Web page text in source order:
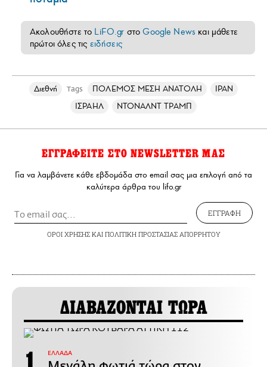
Ακολουθήστε το LiFO.gr στοGoogle News και μάθετε
πρώτοι όλες τις ειδήσεις
Διεθνή Tags ΠΟΛΕΜΟΣ ΜΕΣΗ ΑΝΑΤΟΛΗ
ΙΡΑΝ
ΙΣΡΑΗΛ
ΝΤΟΝΑΛΝΤ ΤΡΑΜΠ
ΕΓΓΡΑΦΕΙΤΕ ΣΤΟ NEWSLETTER ΜΑΣ
Για να λαμβάνετε κάθε εβδομάδα στο email σας μια επιλογή από τα
καλύτερα άρθρα του lifo.gr
ΕΓΓΡΑΦΗ
ΟΡΟΙ ΧΡΗΣΗΣΚΑΙ ΠΟΛΙΤΙΚΗ ΠΡΟΣΤΑΣΙΑΣ ΑΠΟΡΡΗΤΟΥ
ΔΙΑΒΑΖΟΝΤΑΙ ΤΩΡΑ
ΕΛΛΑΔΑ